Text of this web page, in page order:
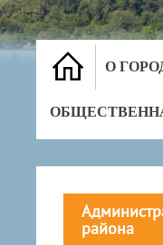
О
района